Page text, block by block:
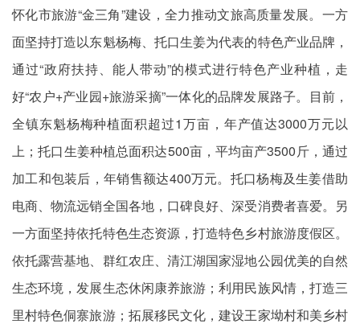
怀化市旅游“金三角”建设，全力推动文旅高质量发展。一方
面坚持打造以东魁杨梅、托口生姜为代表的特色产业品牌，
通过“政府扶持、能人带动”的模式进行特色产业种植，走
好“农户+产业园+旅游采摘”一体化的品牌发展路子。目前，
全镇东魁杨梅种植面积超过1万亩，年产值达3000万元以
上；托口生姜种植总面积达500亩，平均亩产3500斤，通过
加工和包装后，年销售额达400万元。托口杨梅及生姜借助
电商、物流远销全国各地，口碑良好、深受消费者喜爱。另
一方面坚持依托特色生态资源，打造特色乡村旅游度假区。
依托露营基地、群红农庄、清江湖国家湿地公园优美的自然
生态环境，发展生态休闲康养旅游；利用民族风情，打造三
里村特色侗寨旅游；拓展移民文化，建设王家坳村和美乡村